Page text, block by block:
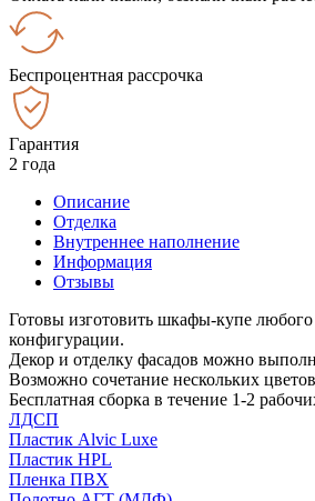
Беспроцентная рассрочка
Гарантия
2 года
Описание
Отделка
Внутреннее наполнение
Информация
Отзывы
Готовы изготовить шкафы-купе любого
конфигурации.
Декор и отделку фасадов можно
Возможно сочетание нескольких
Бесплатная сборка в течение 1-2
ЛДСП
Пластик Alvic Luxe
Пластик HPL
Пленка ПВХ